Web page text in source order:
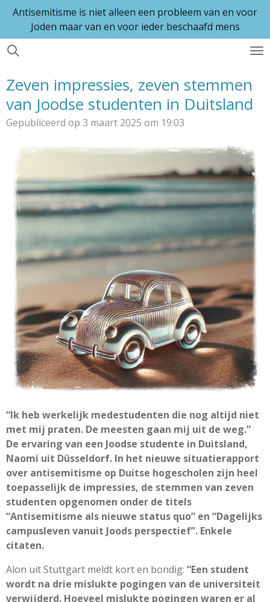
Ga
naar
de
Antisemitisme is niet alleen een probleem van en voor
Joden maar van en voor ieder beschaafd mens
Zeven impressies, zeven stemmen
van Joodse studenten in Duitsland
Gepubliceerd op 3 maart 2025 om 19:03
“Ik heb werkelijk medestudenten die nog altijd niet
met mij praten. De meesten gaan mij uit de weg.”
De ervaring van een Joodse studente in Duitsland,
Naomi uit Düsseldorf. In het nieuwe situatierapport
over antisemitisme op Duitse hogescholen zijn heel
toepasselijk de impressies, de stemmen van zeven
studenten opgenomen onder de titels
“Antisemitisme als nieuwe status quo” en “Dagelijks
campusleven vanuit Joods perspectief”. Enkele
citaten.
Alon uit Stuttgart meldt kort en bondig: “Een student
wordt na drie mislukte pogingen van de universiteit
verwijderd. Hoeveel mislukte pogingen waren er al